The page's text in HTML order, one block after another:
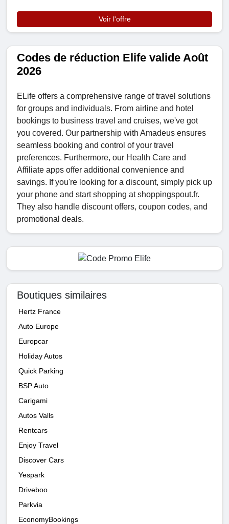
Voir l'offre
Codes de réduction Elife valide Août
2026
ELife offers a comprehensive range of travel solutions
for groups and individuals. From airline and hotel
bookings to business travel and cruises, we've got
you covered. Our partnership with Amadeus ensures
seamless booking and control of your travel
preferences. Furthermore, our Health Care and
Affiliate apps offer additional convenience and
savings. If you're looking for a discount, simply pick up
your phone and start shopping at shoppingspout.fr.
They also handle discount offers, coupon codes, and
promotional deals.
Boutiques similaires
Hertz France
Auto Europe
Europcar
Holiday Autos
Quick Parking
BSP Auto
Carigami
Autos Valls
Rentcars
Enjoy Travel
Discover Cars
Yespark
Driveboo
Parkvia
EconomyBookings